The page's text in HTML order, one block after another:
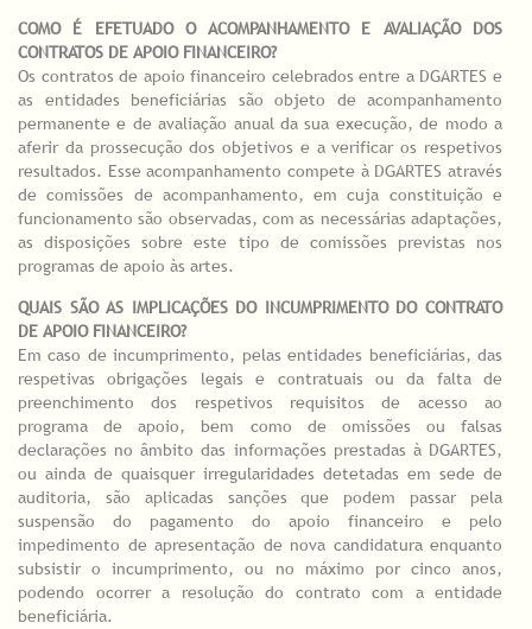
COMO É EFETUADO O ACOMPANHAMENTO E AVALIAÇÃO DOS
CONTRATOS DE APOIO FINANCEIRO?
Os contratos de apoio financeiro celebrados entre a DGARTES e
as entidades beneficiárias são objeto de acompanhamento
permanente e de avaliação anual da sua execução, de modo a
aferir da prossecução dos objetivos e a verificar os respetivos
resultados. Esse acompanhamento compete à DGARTES através
de comissões de acompanhamento, em cuja constituição e
funcionamento são observadas, com as necessárias adaptações,
as disposições sobre este tipo de comissões previstas nos
programas de apoio às artes.
QUAIS SÃO AS IMPLICAÇÕES DO INCUMPRIMENTO DO CONTRATO
DE APOIO FINANCEIRO?
Em caso de incumprimento, pelas entidades beneficiárias, das
respetivas obrigações legais e contratuais ou da falta de
preenchimento dos respetivos requisitos de acesso ao
programa de apoio, bem como de omissões ou falsas
declarações no âmbito das informações prestadas à DGARTES,
ou ainda de quaisquer irregularidades detetadas em sede de
auditoria, são aplicadas sanções que podem passar pela
suspensão do pagamento do apoio financeiro e pelo
impedimento de apresentação de nova candidatura enquanto
subsistir o incumprimento, ou no máximo por cinco anos,
podendo ocorrer a resolução do contrato com a entidade
beneficiária.